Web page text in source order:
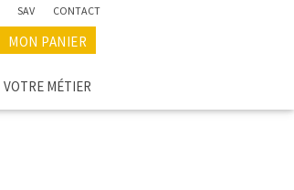
SAV CONTACT
MON PANIER
VOTRE MÉTIER